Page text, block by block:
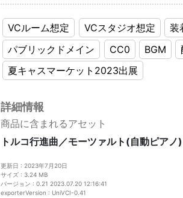
VCルーム想定 VCスタジオ想定 装
パブリックドメイン
CC0 BGM
夏キャスマーケット2023出展
詳細情報
商品に含まれるアセット
トルコ行進曲／モーツァルト(自動ピアノ)
更新日 : 2023年7月20日
サイズ : 3.24 MB
バージョン : 0.21 2023.07.20 12:16:41
exporterVersion : UniVCI-0.41